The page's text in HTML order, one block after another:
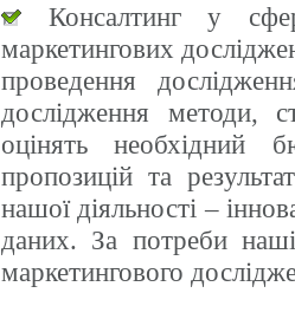
Консалтинг у
маркетингових
проведення
дослідження методи,
оцінять необхідний
пропозицій та
нашої діяльності –
даних. За потреби
маркетингового